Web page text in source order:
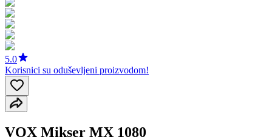
5.0
Korisnici su oduševljeni proizvodom!
VOX Mikser MX 1080